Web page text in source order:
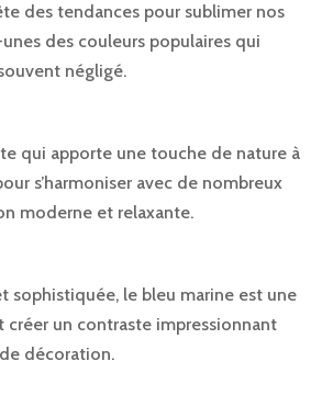
des tendances pour sublimer nos
des couleurs populaires qui
négligé.
qui apporte une touche de nature à
s’harmoniser avec de nombreux
moderne et relaxante.
sophistiquée, le bleu marine est une
un contraste impressionnant
décoration.